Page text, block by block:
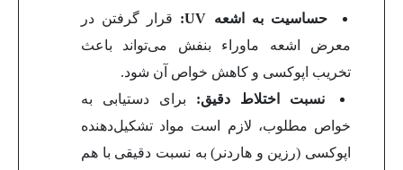
حساسیت به اشعه UV
: قرار گرفتن در
معرض اشعه ماوراء بنفش می‌تواند باعث
تخریب اپوکسی و کاهش خواص آن شود.
نسبت اختلاط دقیق: برای دستیابی به
خواص مطلوب، لازم است مواد تشکیل‌دهنده
اپوکسی (رزین و هاردنر) به نسبت دقیقی با هم